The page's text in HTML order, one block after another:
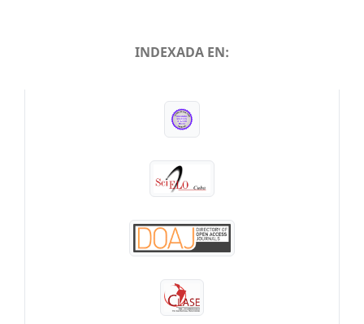
INDEXADA EN: